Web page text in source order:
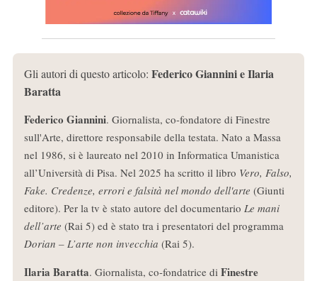
Gli autori di questo articolo: Federico Giannini e Ilaria
Baratta
Federico Giannini. Giornalista, co-fondatore di Finestre
sull'Arte, direttore responsabile della testata. Nato a Massa
nel 1986, si è laureato nel 2010 in Informatica Umanistica
all’Università di Pisa. Nel 2025 ha scritto il libro Vero, Falso,
Fake. Credenze, errori e falsità nel mondo dell'arte (Giunti
editore). Per la tv è stato autore del documentario Le mani
dell’arte (Rai 5) ed è stato tra i presentatori del programma
Dorian – L’arte non invecchia (Rai 5).
Ilaria Baratta. Giornalista, co-fondatrice di Finestre